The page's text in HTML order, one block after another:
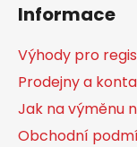
Informace
Výhody pro
Prodejny a
Jak na výměnu
Obchodní